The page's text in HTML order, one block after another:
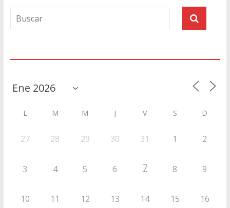
L M M J V S D
27 28 29 30 31 1 2
3 4 5 6 7 8 9
10 11 12 13 14 15 16